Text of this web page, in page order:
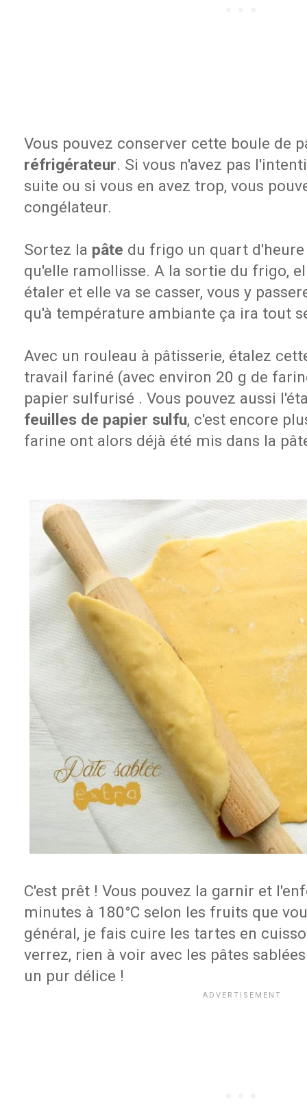
Vous pouvez conserver cette boule de
réfrigérateur. Si vous n'avez pas
suite ou si vous en avez trop, vous
congélateur.
Sortez la pâte du frigo un quart
qu'elle ramollisse. A la sortie du frigo,
étaler et elle va se casser, vous y
qu'à température ambiante ça ira tout
Avec un rouleau à pâtisserie, étalez
travail fariné (avec environ 20 g de
papier sulfurisé . Vous pouvez aussi
feuilles de papier sulfu, c'est encore
farine ont alors déjà été mis dans la
C'est prêt ! Vous pouvez la garnir et
minutes à 180°C selon les fruits que
général, je fais cuire les tartes en
verrez, rien à voir avec les pâtes
un pur délice !